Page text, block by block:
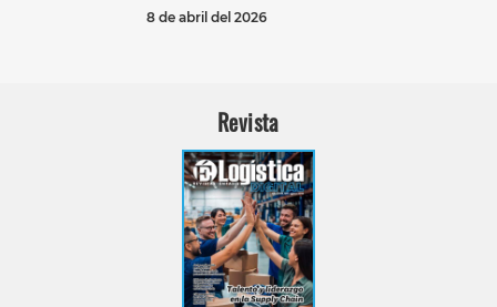
8 de abril del 2026
Revista